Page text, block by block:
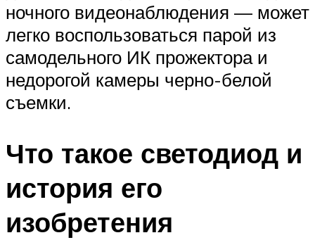
ночного видеонаблюдения — может
легко воспользоваться парой из
самодельного ИК прожектора и
недорогой камеры черно-белой
съемки.
Что такое светодиод и
история его
изобретения